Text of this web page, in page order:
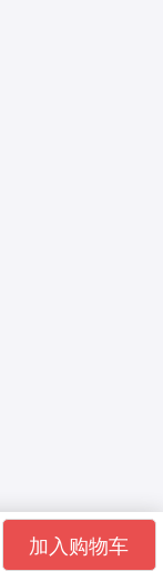
加入购物车